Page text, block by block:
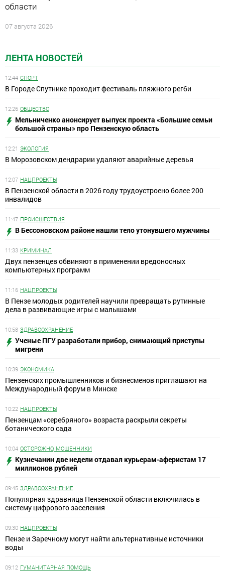
ЛЕНТА НОВОСТЕЙ
12:44 СПОРТ
В Городе Спутнике проходит фестиваль пляжного регби
12:26 ОБЩЕСТВО
Мельниченко анонсирует выпуск проекта «Большие семьи
большой страны» про Пензенскую область
12:21 ЭКОЛОГИЯ
В Морозовском дендрарии удаляют аварийные деревья
12:07 НАЦПРОЕКТЫ
В Пензенской области в 2026 году трудоустроено более 200
инвалидов
11:47 ПРОИСШЕСТВИЯ
В Бессоновском районе нашли тело утонувшего мужчины
11:33 КРИМИНАЛ
Двух пензенцев обвиняют в применении вредоносных
компьютерных программ
11:16 НАЦПРОЕКТЫ
В Пензе молодых родителей научили превращать рутинные
дела в развивающие игры с малышами
10:58 ЗДРАВООХРАНЕНИЕ
Ученые ПГУ разработали прибор, снимающий приступы
мигрени
10:39 ЭКОНОМИКА
Пензенских промышленников и бизнесменов приглашают на
Международный форум в Минске
10:22 НАЦПРОЕКТЫ
Пензенцам «серебряного» возраста раскрыли секреты
ботанического сада
10:04 ОСТОРОЖНО, МОШЕННИКИ
Кузнечанин две недели отдавал курьерам-аферистам 17
миллионов рублей
09:45 ЗДРАВООХРАНЕНИЕ
Популярная здравница Пензенской области включилась в
систему цифрового заселения
09:30 НАЦПРОЕКТЫ
Пензе и Заречному могут найти альтернативные источники
воды
09:12 ГУМАНИТАРНАЯ ПОМОЩЬ
области
07 августа 2026